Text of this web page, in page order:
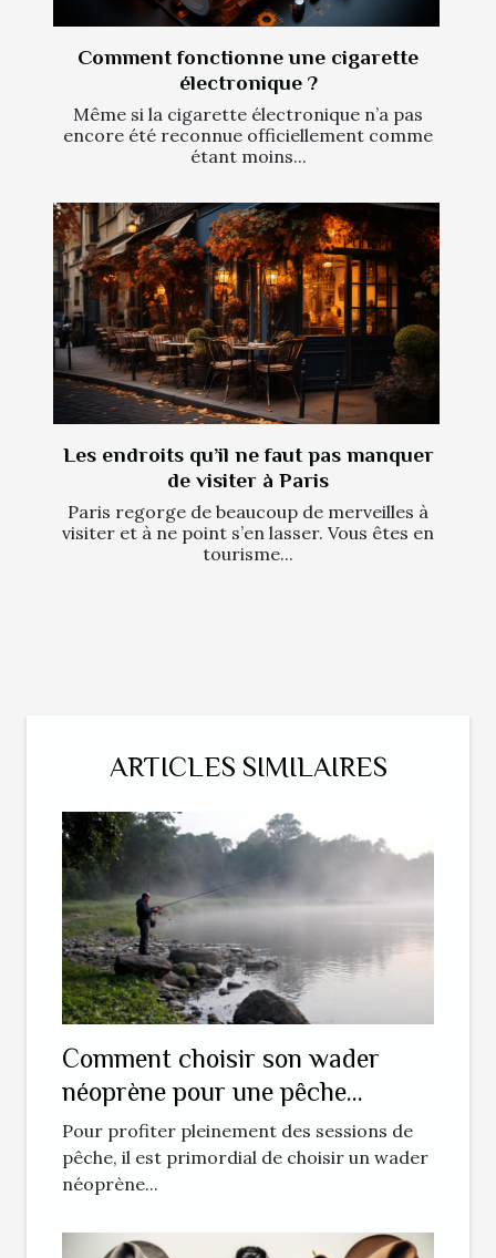
Comment fonctionne une cigarette
électronique ?
Même si la cigarette électronique n’a pas
encore été reconnue officiellement comme
étant moins...
Les endroits qu’il ne faut pas manquer
de visiter à Paris
Paris regorge de beaucoup de merveilles à
visiter et à ne point s’en lasser. Vous êtes en
tourisme...
ARTICLES SIMILAIRES
Comment choisir son wader
néoprène pour une pêche
optimale ?
Pour profiter pleinement des sessions de
pêche, il est primordial de choisir un wader
néoprène...